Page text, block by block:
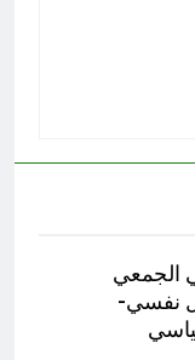
الجمعي
نفسي-